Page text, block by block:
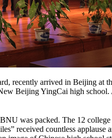
recently arrived in Beijing at
Beijing YingCai high school.
was packed. The 12
received countless